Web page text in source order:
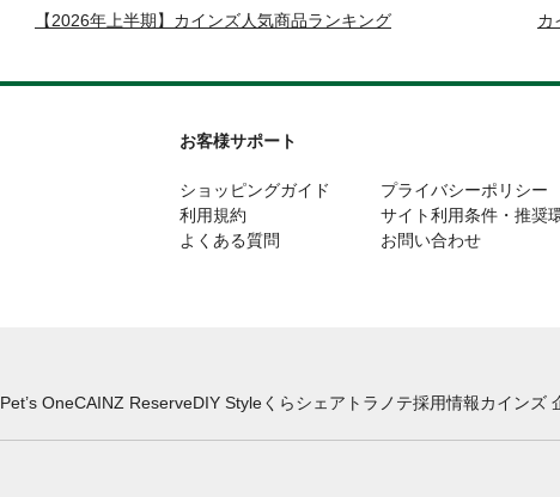
【2026年上半期】カインズ人気商品ランキング カ
お客様サポート
ショッピングガイド
利用規約
よくある質問
プライバシーポリシー
サイト利用条件・推奨
お問い合わせ
Pet’s OneCAINZ ReserveDIY Styleくらシェア トラノテ採用情報カインズ